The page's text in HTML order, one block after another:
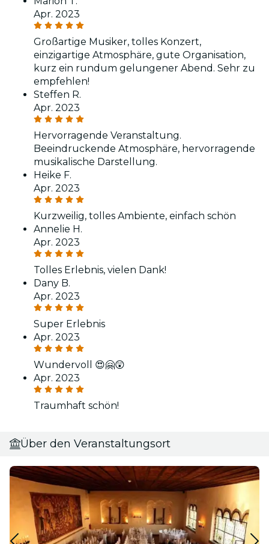
Apr. 2023
Großartige Musiker, tolles Konzert,
einzigartige Atmosphäre, gute Organisation,
kurz ein rundum gelungener Abend. Sehr zu
empfehlen!
Steffen R.
Apr. 2023
Hervorragende Veranstaltung.
Beeindruckende Atmosphäre, hervorragende
musikalische Darstellung.
Heike F.
Apr. 2023
Kurzweilig, tolles Ambiente, einfach schön
Annelie H.
Apr. 2023
Tolles Erlebnis, vielen Dank!
Dany B.
Apr. 2023
Super Erlebnis
Apr. 2023
Wundervoll 😍🤗😲
Apr. 2023
Traumhaft schön!
Über den Veranstaltungsort